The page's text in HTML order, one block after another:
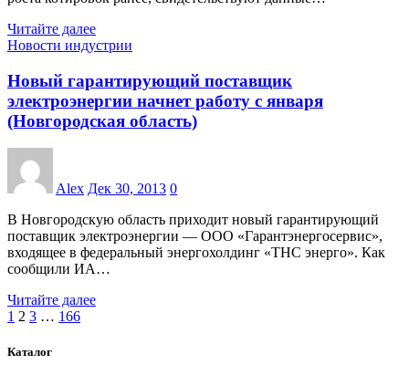
Читайте далее
Новости индустрии
Новый гарантирующий поставщик
электроэнергии начнет работу с января
(Новгородская область)
Alex Дек 30, 2013 0
В Новгородскую область приходит новый гарантирующий
поставщик электроэнергии — ООО «Гарантэнергосервис»,
входящее в федеральный энергохолдинг «ТНС энерго». Как
сообщили ИА…
Читайте далее
Пагинация
записей
1 2 3 … 166
Каталог